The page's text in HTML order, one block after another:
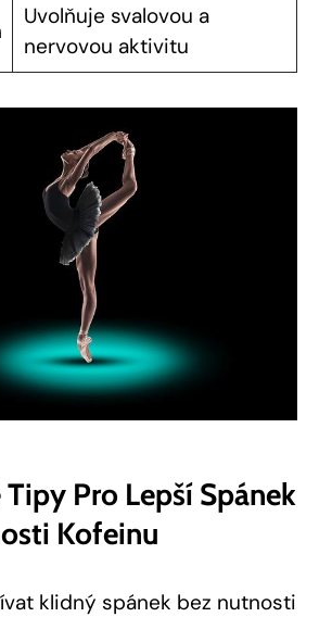
Uvolňuje svalovou a
nervovou aktivitu
Pro Lepší Spánek
Kofeinu
klidný spánek bez nutnosti